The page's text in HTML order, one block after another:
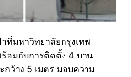
ที่มหาวิทยาลัยกรุงเทพ
อมกับการติดตั้ง 4 บาน
กว้าง 5 เมตร มอบความ